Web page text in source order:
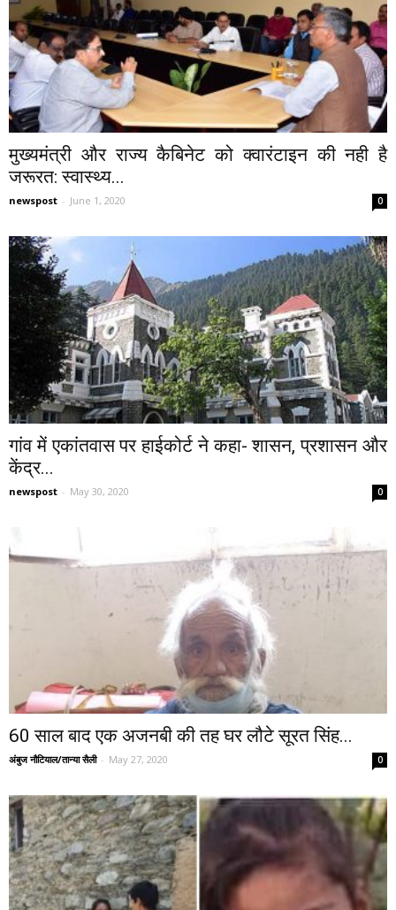
मुख्यमंत्री और राज्य कैबिनेट को क्वारंटाइन की नही है
जरूरत: स्वास्थ्य...
newspost - June 1, 2020 0
गांव में एकांतवास पर हाईकोर्ट ने कहा- शासन, प्रशासन और
केंद्र...
newspost - May 30, 2020 0
60 साल बाद एक अजनबी की तह घर लौटे सूरत सिंह...
अंबुज नौटियाल/तान्या सैली - May 27, 2020 0